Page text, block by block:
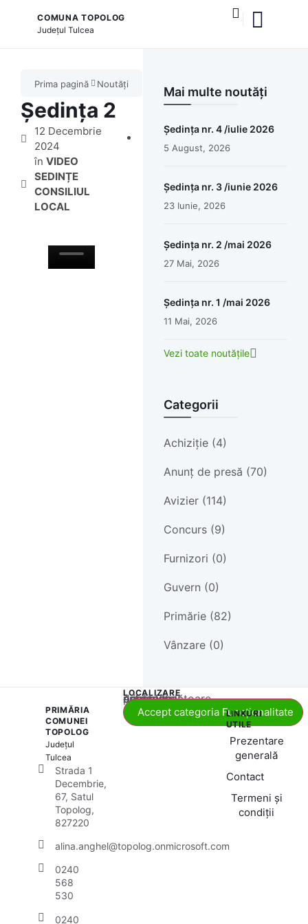
COMUNA TOPOLOG
JudețulTulcea
Prima pagină Noutăți
Ședința 2
12 Decembrie
2024
în VIDEO
SEDINȚE
CONSILIUL
LOCAL
Mai multe noutăți
Ședința nr. 4 /iulie 2026
5 August, 2026
Ședința nr. 3 /iunie 2026
23 Iunie, 2026
Ședința nr. 2 /mai 2026
27 Mai, 2026
Ședința nr. 1 /mai 2026
11 Mai, 2026
Vezi toate noutățile
Categorii
Achiziție (4)
Anunț de presă (70)
Avizier (114)
Concurs (9)
Furnizori (0)
Guvern (0)
Primărie (82)
Vânzare (0)
PRIMĂRIA
COMUNEI
TOPOLOG
Județul
Tulcea
Strada 1
Decembrie,
67, Satul
Topolog,
827220
alina.anghel@topolog.onmicrosoft.com
0240
568
530
0240
LOCALIZARE
Acest conținut este blocat până când acceptați categoria corespunzătoare de cookie-uri.
Accept categoria Funcționalitate
LINKURI
UTILE
Prezentare
generală
Contact
Termeni și
condiții